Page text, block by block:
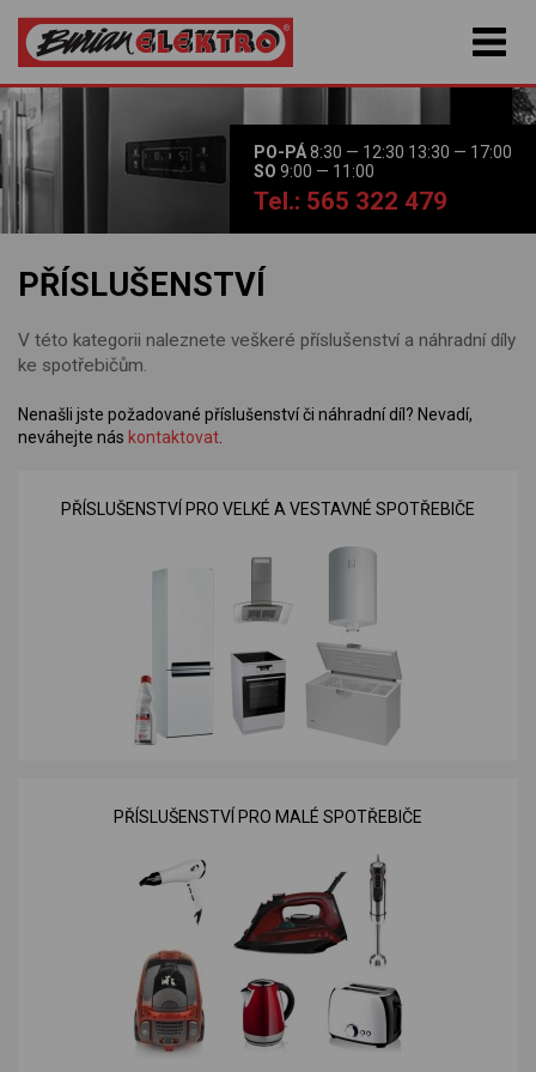
PO-PÁ8:30 — 12:30 13:30 — 17:00
SO 9:00 — 11:00
Tel.: 565 322 479
PŘÍSLUŠENSTVÍ
V této kategorii naleznete veškeré příslušenství a náhradní díly
ke spotřebičům.
Nenašli jste požadované příslušenství či náhradní díl? Nevadí,
neváhejte nás kontaktovat
PŘÍSLUŠENSTVÍ PRO VELKÉ A VESTAVNÉ SPOTŘEBIČE
PŘÍSLUŠENSTVÍ PRO MALÉ SPOTŘEBIČE